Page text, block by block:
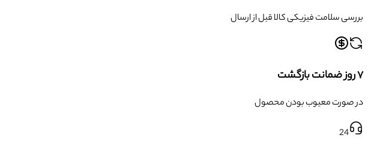
بررسی سلامت فیزیکی کالا قبل از ارسال
۷ روز ضمانت بازگشت
در صورت معیوب بودن محصول
24